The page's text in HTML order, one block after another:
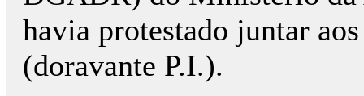
havia protestado juntar
(doravante P.I.).